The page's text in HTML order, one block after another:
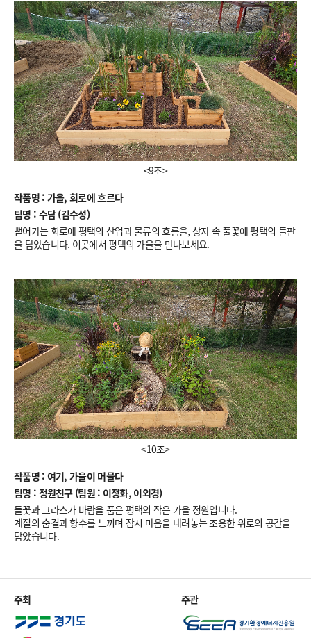
<9조>
작품명 : 가을, 회로에 흐르다
팀명 : 수담 (김수성)
뻗어가는 회로에 평택의 산업과 물류의 흐름을, 상자 속 풀꽃에 평택의 들판
을 담았습니다. 이곳에서 평택의 가을을 만나보세요.
<10조>
작품명 : 여기, 가을이 머물다
팀명 : 정원친구 (팀원 : 이정화, 이외경)
들꽃과 그라스가 바람을 품은 평택의 작은 가을 정원입니다.
계절의 숨결과 향수를 느끼며 잠시 마음을 내려놓는 조용한 위로의 공간을
담았습니다.
주최 주관